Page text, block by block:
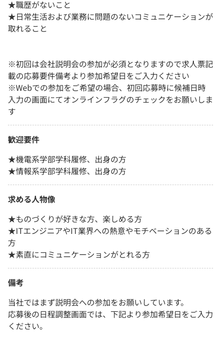
★職歴がないこと
★日常生活および業務に問題のないコミュニケーションが
取れること
※初回は会社説明会の参加が必須となりますので求人票記
載の応募要件備考より参加希望日をご入力ください
※Webでの参加をご希望の場合、初回応募時に候補日時
入力の画面にてオンラインフラグのチェックをお願いしま
す
歓迎要件
★機電系学部学科履修、出身の方
★情報系学部学科履修、出身の方
求める人物像
★ものづくりが好きな方、楽しめる方
★ITエンジニアやIT業界への熱意やモチベーションのある
方
★素直にコミュニケーションがとれる方
備考
当社ではまず説明会への参加をお願いしています。
応募後の日程調整画面では、下記より参加希望日をご入力
ください。